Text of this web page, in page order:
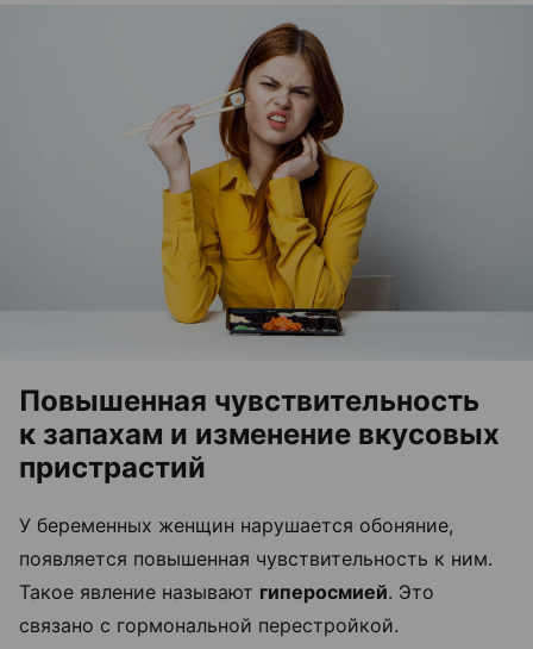
Повышенная чувствительность
к запахам и изменение вкусовых
пристрастий
У беременных женщин нарушается обоняние,
появляется повышенная чувствительность к ним.
Такое явление называют гиперосмией. Это
связано с гормональной перестройкой.